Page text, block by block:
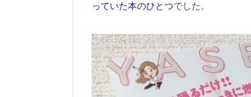
っていた本のひとつでした。